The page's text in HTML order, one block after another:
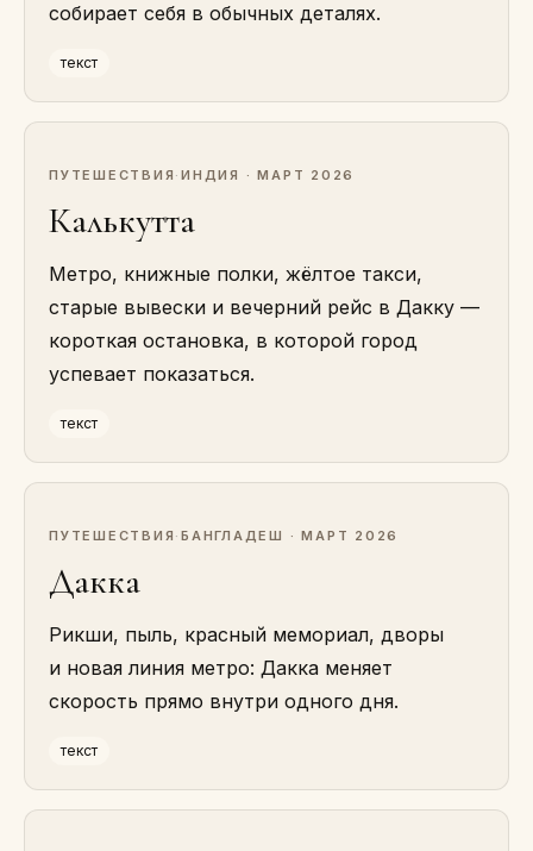
собирает себя в обычных деталях.
текст
ПУТЕШЕСТВИЯ ·ИНДИЯ · МАРТ 2026
Калькутта
Метро, книжные полки, жёлтое такси,
старые вывески и вечерний рейс в Дакку —
короткая остановка, в которой город
успевает показаться.
текст
ПУТЕШЕСТВИЯ ·БАНГЛАДЕШ · МАРТ 2026
Дакка
Рикши, пыль, красный мемориал, дворы
и новая линия метро: Дакка меняет
скорость прямо внутри одного дня.
текст